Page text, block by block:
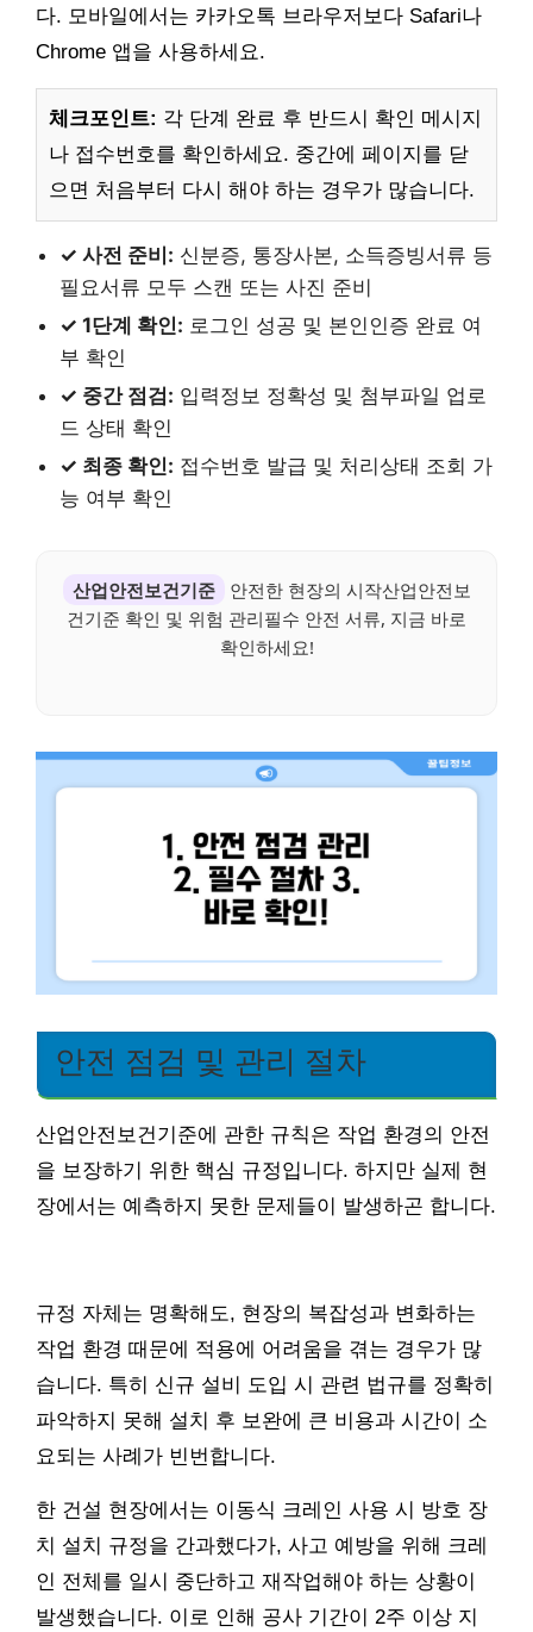
다. 모바일에서는 카카오톡 브라우저보다 Safari나
Chrome 앱을 사용하세요.
체크포인트: 각 단계 완료 후 반드시 확인 메시지
나 접수번호를 확인하세요. 중간에 페이지를 닫
으면 처음부터 다시 해야 하는 경우가 많습니다.
✓ 사전 준비: 신분증, 통장사본, 소득증빙서류 등
필요서류 모두 스캔 또는 사진 준비
✓ 1단계 확인: 로그인 성공 및 본인인증 완료 여
부 확인
✓ 중간 점검: 입력정보 정확성 및 첨부파일 업로
드 상태 확인
✓ 최종 확인: 접수번호 발급 및 처리상태 조회 가
능 여부 확인
산업안전보건기준
안전한 현장의 시작산업안전보
건기준 확인 및 위험 관리필수 안전 서류, 지금 바로
확인하세요!
안전 점검 및 관리 절차
산업안전보건기준에 관한 규칙은 작업 환경의 안전
을 보장하기 위한 핵심 규정입니다. 하지만 실제 현
장에서는 예측하지 못한 문제들이 발생하곤 합니다.
규정 자체는 명확해도, 현장의 복잡성과 변화하는
작업 환경 때문에 적용에 어려움을 겪는 경우가 많
습니다. 특히 신규 설비 도입 시 관련 법규를 정확히
파악하지 못해 설치 후 보완에 큰 비용과 시간이 소
요되는 사례가 빈번합니다.
한 건설 현장에서는 이동식 크레인 사용 시 방호 장
치 설치 규정을 간과했다가, 사고 예방을 위해 크레
인 전체를 일시 중단하고 재작업해야 하는 상황이
발생했습니다. 이로 인해 공사 기간이 2주 이상 지